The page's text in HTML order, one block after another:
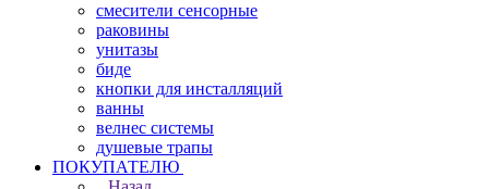
смесители сенсорные
раковины
унитазы
биде
кнопки для инсталляций
ванны
велнес системы
душевые трапы
ПОКУПАТЕЛЮ